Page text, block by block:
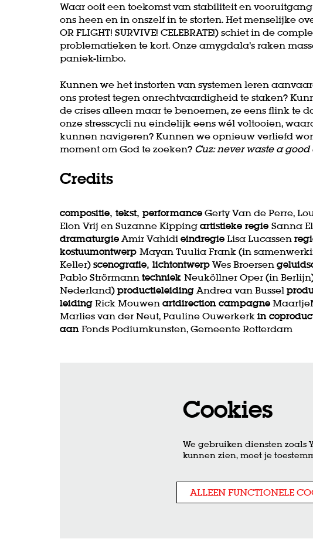
Waar ooit een toekomst van stabiliteit en
ons heen en in onszelf in te storten. Het menselijke
OR FLIGHT! SURVIVE! CELEBRATE!) schiet in de
problematieken te kort. Onze amygdala’s raken
paniek-limbo.
Kunnen we het instorten van systemen leren
ons protest tegen onrechtvaardigheid te staken?
de crises alleen maar te benoemen, ze eens flink te
onze stresscycli nu eindelijk eens wél voltooien,
kunnen navigeren? Kunnen we opnieuw verliefd
moment om God te zoeken? Cuz: never waste a good
Credits
compositie, tekst, performance Gerty Van de Perre,
Elon Vrij en Suzanne Kipping artistieke regie Sanna
dramaturgie Amir Vahidi eindregie Lisa Lucassen
kostuumontwerp Mayan Tuulia Frank (in
Keller) scenografie, lichtontwerp Wes Broersen
Pablo Strörmann techniek Neuköllner Oper (in
Nederland) productieleiding Andrea van Bussel
leiding Rick Mouwen artdirection campagne
Marlies van der Neut, Pauline Ouwerkerk in
aan Fonds Podiumkunsten, Gemeente Rotterdam
Cookies
We gebruiken diensten zoals
kunnen zien, moet je
ALLEEN FUNCTIONELE